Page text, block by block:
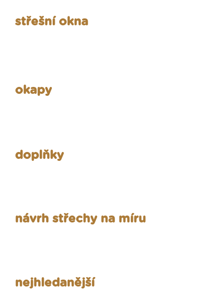
střešní okna
okapy
doplňky
návrh střechy na míru
nejhledanější